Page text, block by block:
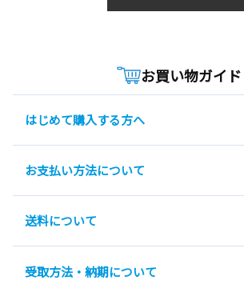
お買い物ガイド
はじめて購入する方へ
お支払い方法について
送料について
受取方法・納期について